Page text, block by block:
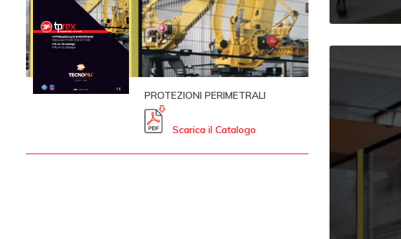
PROTEZIONI PERIMETRALI
Scarica il Catalogo